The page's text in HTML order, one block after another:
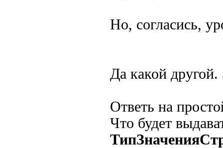
Но, согласись,
Да какой
Ответь на
Что будет